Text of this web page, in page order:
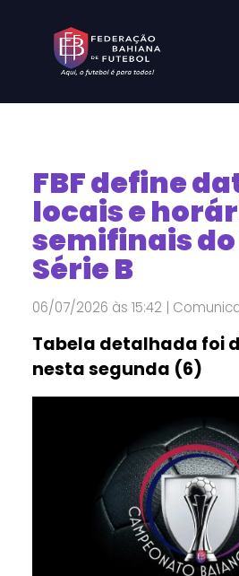
FBF define
locais e
semifinais
Série B
06/07/2026 às 15:42 |
Tabela detalhada foi
nesta segunda (6)